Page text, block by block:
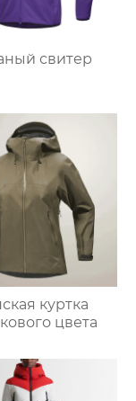
свитер
куртка
цвета